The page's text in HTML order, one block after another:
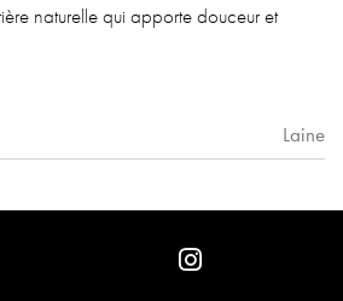
naturelle qui apporte douceur et
Laine